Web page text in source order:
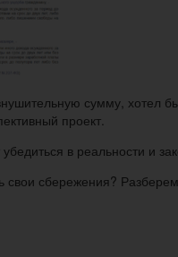
сумму, хотел
проект.
в реальности и
свои сбережения?